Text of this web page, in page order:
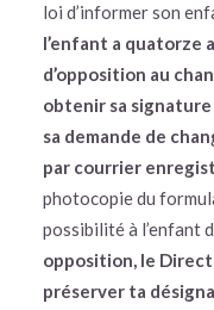
loi d’informer son
l’enfant a quatorze
d’opposition au
obtenir sa signature
sa demande de
par courrier
photocopie du
possibilité à l’enfant
opposition, le
préserver ta